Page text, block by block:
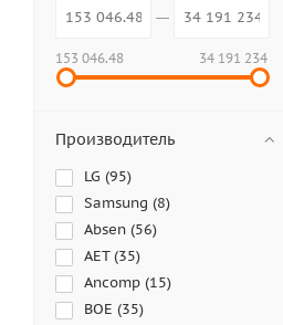
153 046.48 34 191 234
Производитель
LG (95)
Samsung (8)
Absen (56)
AET (35)
Ancomp (15)
BOE (35)